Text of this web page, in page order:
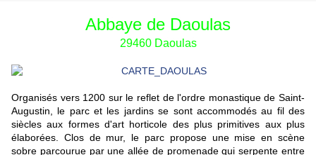
Abbaye de Daoulas
29460 Daoulas
Organisés vers 1200 sur le reflet de l'ordre monastique de Saint-
Augustin, le parc et les jardins se sont accommodés au fil des
siècles aux formes d'art horticole des plus primitives aux plus
élaborées. Clos de mur, le parc propose une mise en scène
sobre parcourue par une allée de promenade qui serpente entre